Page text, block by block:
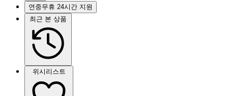
연중무휴 24시간 지원
최근 본 상품
위시리스트